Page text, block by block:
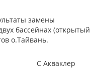
замены
бассейнах (открытый
о.Тайвань.
С Акваклер